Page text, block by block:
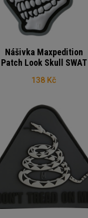
Nášivka Maxpedition
Patch Look Skull SWAT
138 Kč